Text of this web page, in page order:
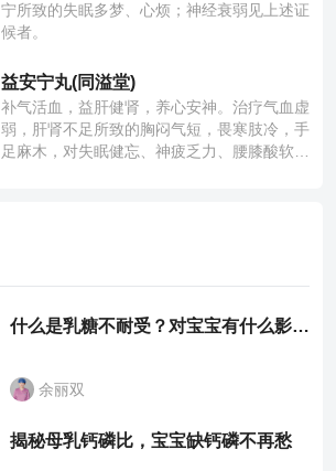
宁所致的失眠多梦、心烦；神经衰弱见上述证
候者。
益安宁丸(同溢堂)
补气活血，益肝健肾，养心安神。治疗气血虚
弱，肝肾不足所致的胸闷气短，畏寒肢冷，手
足麻木，对失眠健忘、神疲乏力、腰膝酸软也
什么是乳糖不耐受？对宝宝有什么影响？
余丽双
揭秘母乳钙磷比，宝宝缺钙磷不再愁